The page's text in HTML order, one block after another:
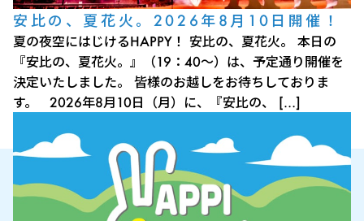
安比の、夏花火。2026年8月10日開催！
夏の夜空にはじけるHAPPY！ 安比の、夏花火。 本日の
『安比の、夏花火。』（19：40～）は、予定通り開催を
決定いたしました。 皆様のお越しをお待ちしておりま
す。 2026年8月10日（月）に、『安比の、 […]